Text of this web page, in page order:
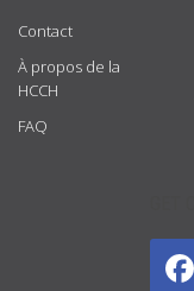
Contact
À propos de la
HCCH
FAQ